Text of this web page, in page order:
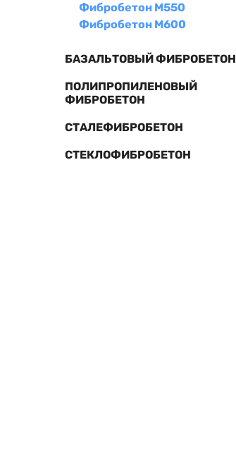
Фибробетон М550
Фибробетон М600
БАЗАЛЬТОВЫЙ ФИБРОБЕТОН
ПОЛИПРОПИЛЕНОВЫЙ
ФИБРОБЕТОН
СТАЛЕФИБРОБЕТОН
СТЕКЛОФИБРОБЕТОН